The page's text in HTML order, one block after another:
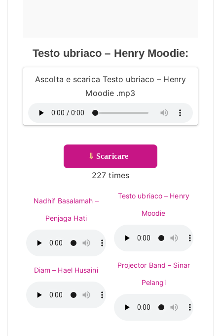
Testo ubriaco – Henry Moodie:
Ascolta e scarica Testo ubriaco – Henry
Moodie .mp3
⇓ Scaricare
227 times
Nadhif Basalamah –
Penjaga Hati
Diam – Hael Husaini
Testo ubriaco – Henry
Moodie
Projector Band – Sinar
Pelangi